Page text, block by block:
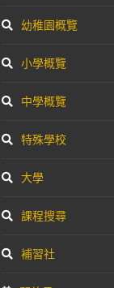
幼稚園概覽
小學概覽
中學概覽
特殊學校
大學
課程搜尋
補習社